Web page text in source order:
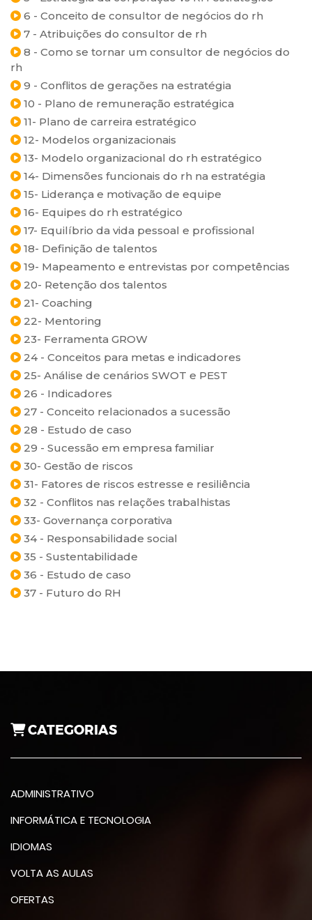
6 - Conceito de consultor de negócios do rh
7 - Atribuições do consultor de rh
8 - Como se tornar um consultor de negócios do
rh
9 - Conflitos de gerações na estratégia
10 - Plano de remuneração estratégica
11- Plano de carreira estratégico
12- Modelos organizacionais
13- Modelo organizacional do rh estratégico
14- Dimensões funcionais do rh na estratégia
15- Liderança e motivação de equipe
16- Equipes do rh estratégico
17- Equilíbrio da vida pessoal e profissional
18- Definição de talentos
19- Mapeamento e entrevistas por competências
20- Retenção dos talentos
21- Coaching
22- Mentoring
23- Ferramenta GROW
24 - Conceitos para metas e indicadores
25- Análise de cenários SWOT e PEST
26 - Indicadores
27 - Conceito relacionados a sucessão
28 - Estudo de caso
29 - Sucessão em empresa familiar
30- Gestão de riscos
31- Fatores de riscos estresse e resiliência
32 - Conflitos nas relações trabalhistas
33- Governança corporativa
34 - Responsabilidade social
35 - Sustentabilidade
36 - Estudo de caso
37 - Futuro do RH
CATEGORIAS
ADMINISTRATIVO
INFORMÁTICA E TECNOLOGIA
IDIOMAS
VOLTA AS AULAS
OFERTAS